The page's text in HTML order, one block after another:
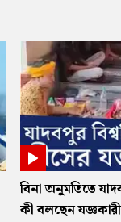
বিনা অনুমতিতে
কী বলছেন